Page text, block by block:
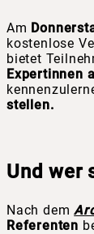
Am
kostenlose
bietet
Expertinnen
stellen.
Und wer
Nach dem
Referenten